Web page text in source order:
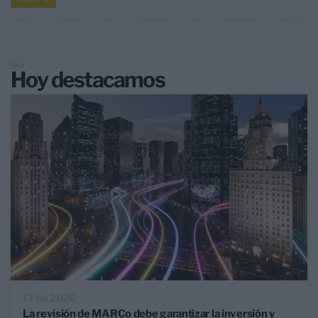
Hoy destacamos
La revisión de MARCo debe garantizar la inversión y